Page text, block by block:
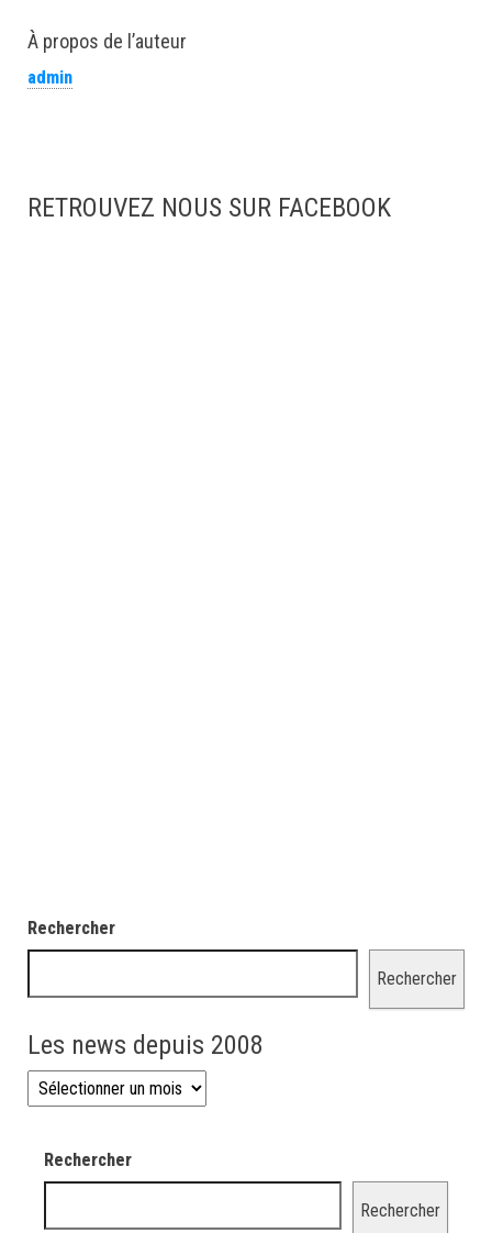
À propos de l’auteur
admin
RETROUVEZ NOUS SUR FACEBOOK
Rechercher
Rechercher
Les news depuis 2008
Les news depuis 2008
Rechercher
Rechercher